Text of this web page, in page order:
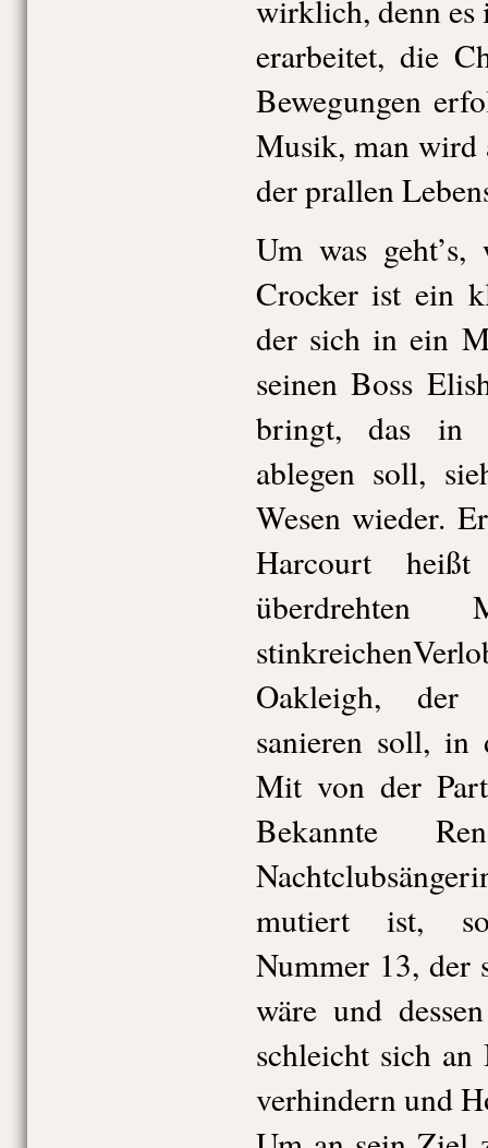
wirklich, denn
erarbeitet, die
Bewegungen
Musik, man wird
der prallen
Um was
Crocker ist ein
der sich in ein
seinen Boss
bringt, das in
ablegen soll,
Wesen wieder.
Harcourt
Oakleigh, der
sanieren soll, in
Mit von der
Bekannte
mutiert ist,
Nummer 13, der
wäre und
schleicht sich
verhindern und